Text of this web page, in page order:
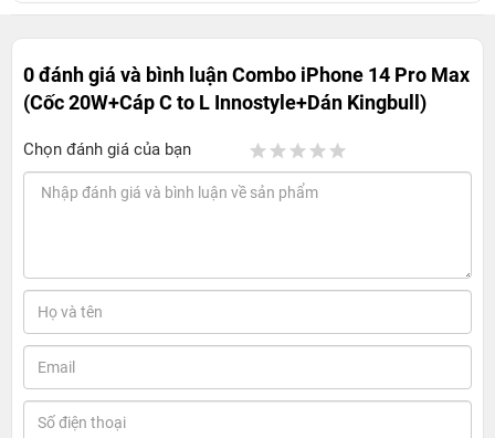
0 đánh giá và bình luậnCombo iPhone 14 Pro Max
(Cốc 20W+Cáp C to L Innostyle+Dán Kingbull)
Chọn đánh giá của bạn